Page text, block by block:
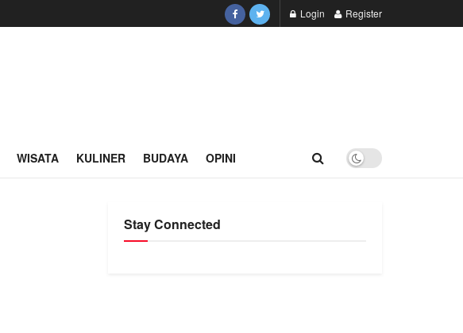
Login Register
WISATA KULINER BUDAYA OPINI
Stay Connected